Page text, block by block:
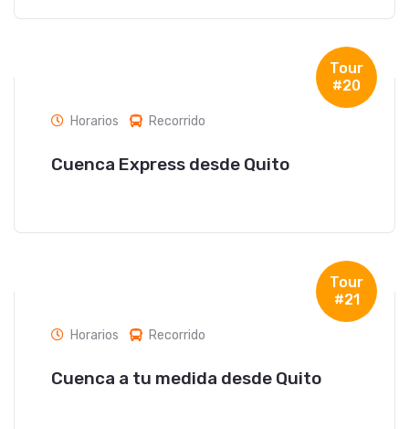
Tour
#20
Horarios Recorrido
Cuenca Express desde Quito
Tour
#21
Horarios Recorrido
Cuenca a tu medida desde Quito